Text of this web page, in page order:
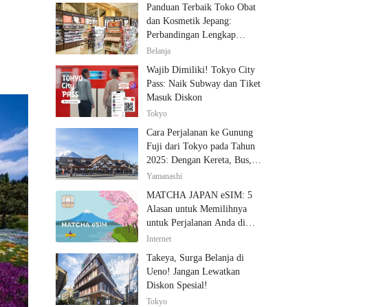
Panduan Terbaik Toko Obat
dan Kosmetik Jepang:
Perbandingan Lengkap
Diskon dari 12 Toko Farmasi
Belanja
Wajib Dimiliki! Tokyo City
Pass: Naik Subway dan Tiket
Masuk Diskon
Tokyo
Cara Perjalanan ke Gunung
Fuji dari Tokyo pada Tahun
2025: Dengan Kereta, Bus,
dan Mobil
Yamanashi
MATCHA JAPAN eSIM: 5
Alasan untuk Memilihnya
untuk Perjalanan Anda di
Jepang
Internet
Takeya, Surga Belanja di
Ueno! Jangan Lewatkan
Diskon Spesial!
Tokyo